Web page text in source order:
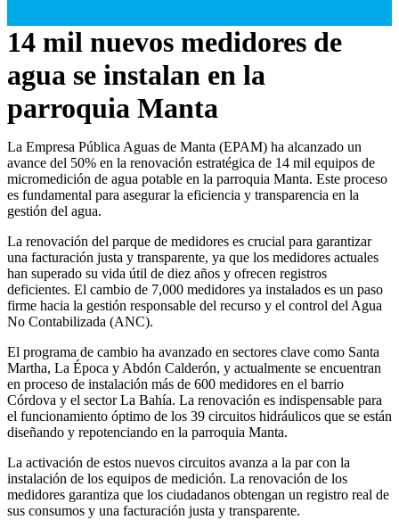
14 mil nuevos medidores de
agua se instalan en la
parroquia Manta
La Empresa Pública Aguas de Manta (EPAM) ha alcanzado un
avance del 50% en la renovación estratégica de 14 mil equipos de
micromedición de agua potable en la parroquia Manta. Este proceso
es fundamental para asegurar la eficiencia y transparencia en la
gestión del agua.
La renovación del parque de medidores es crucial para garantizar
una facturación justa y transparente, ya que los medidores actuales
han superado su vida útil de diez años y ofrecen registros
deficientes. El cambio de 7,000 medidores ya instalados es un paso
firme hacia la gestión responsable del recurso y el control del Agua
No Contabilizada (ANC).
El programa de cambio ha avanzado en sectores clave como Santa
Martha, La Época y Abdón Calderón, y actualmente se encuentran
en proceso de instalación más de 600 medidores en el barrio
Córdova y el sector La Bahía. La renovación es indispensable para
el funcionamiento óptimo de los 39 circuitos hidráulicos que se están
diseñando y repotenciando en la parroquia Manta.
La activación de estos nuevos circuitos avanza a la par con la
instalación de los equipos de medición. La renovación de los
medidores garantiza que los ciudadanos obtengan un registro real de
sus consumos y una facturación justa y transparente.